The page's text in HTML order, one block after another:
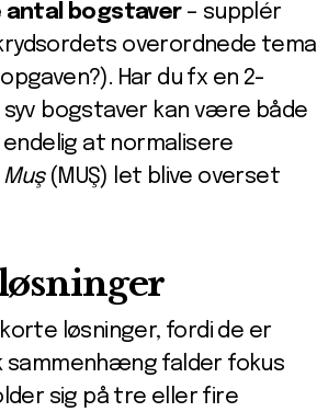
antal bogstaver– supplér
overordnede tema
Har du fx en 2-
syv bogstaver kan være både
endelig at normalisere
Muş(MUŞ) let blive overset
løsninger, fordi de er
sammenhæng falder fokus
sig på tre eller fire